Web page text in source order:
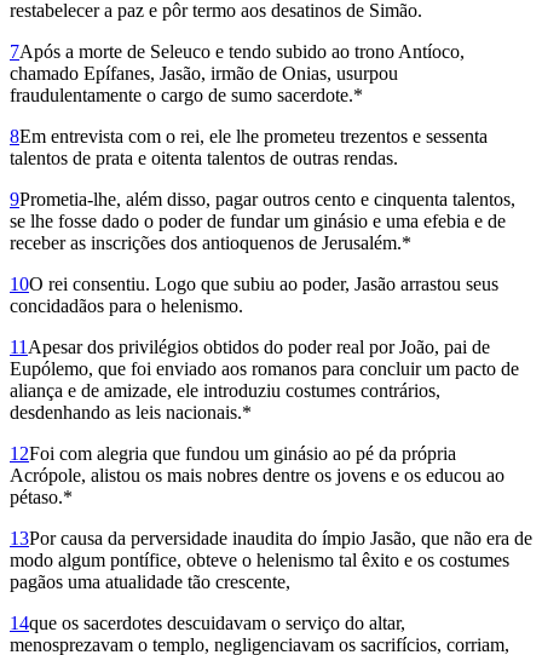
restabelecer a paz e pôr termo aos desatinos de Simão.
7Após a morte de Seleuco e tendo subido ao trono Antíoco,
chamado Epífanes, Jasão, irmão de Onias, usurpou
fraudulentamente o cargo de sumo sacerdote.*
8Em entrevista com o rei, ele lhe prometeu trezentos e sessenta
talentos de prata e oitenta talentos de outras rendas.
9Prometia-lhe, além disso, pagar outros cento e cinquenta talentos,
se lhe fosse dado o poder de fundar um ginásio e uma efebia e de
receber as inscrições dos antioquenos de Jerusalém.*
10O rei consentiu. Logo que subiu ao poder, Jasão arrastou seus
concidadãos para o helenismo.
11 Apesar dos privilégios obtidos do poder real por João, pai de
Eupólemo, que foi enviado aos romanos para concluir um pacto de
aliança e de amizade, ele introduziu costumes contrários,
desdenhando as leis nacionais.*
12Foi com alegria que fundou um ginásio ao pé da própria
Acrópole, alistou os mais nobres dentre os jovens e os educou ao
pétaso.*
13Por causa da perversidade inaudita do ímpio Jasão, que não era de
modo algum pontífice, obteve o helenismo tal êxito e os costumes
pagãos uma atualidade tão crescente,
14que os sacerdotes descuidavam o serviço do altar,
menosprezavam o templo, negligenciavam os sacrifícios, corriam,